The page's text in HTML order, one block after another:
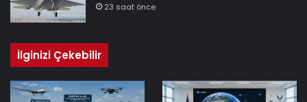
23 saat önce
İlginizi Çekebilir